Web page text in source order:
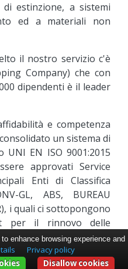
estinzione, a sistemi
ed a materiali non
il nostro servizio c'è
Company) che con
dipendenti è il leader
e competenza
un sistema di
EN ISO 9001:2015
approvati Service
Enti di Classifica
GL, ABS, BUREAU
i quali ci sottopongono
per il rinnovo delle
enhance browsing experience and
Privacy policy
Disallow cookies